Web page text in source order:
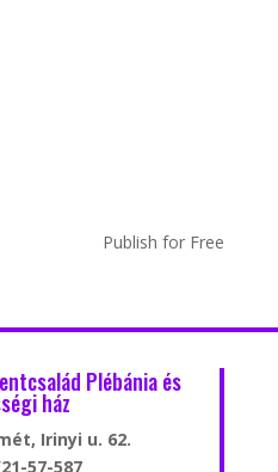
Publish for Free
Plébánia és
ház
Irinyi u. 62.
57-587